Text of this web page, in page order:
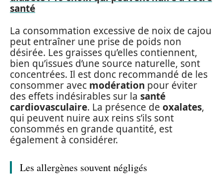
santé
La consommation excessive de noix de cajou
peut entraîner une prise de poids non
désirée. Les graisses qu’elles contiennent,
bien qu’issues d’une source naturelle, sont
concentrées. Il est donc recommandé de les
consommer avec modération pour éviter
des effets indésirables sur la santé
cardiovasculaire. La présence de oxalates,
qui peuvent nuire aux reins s’ils sont
consommés en grande quantité, est
également à considérer.
Les allergènes souvent négligés